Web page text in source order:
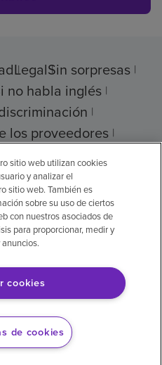
LegalSin sorpresas
no habla inglés
los proveedores
de precios
Corporation
de cookies
la ayuda de
La versión en inglés
sitio web utilizan cookies
y analizar el
sitio web. También es
sobre su uso de ciertos
con nuestros asociados de
para proporcionar, medir y
cookies
de cookies